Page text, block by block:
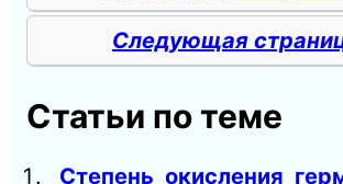
Следующая
Статьи по теме
Степень окисления